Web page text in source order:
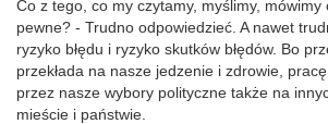
Co z tego, co my czytamy, myślimy, mówimy
pewne? - Trudno odpowiedzieć. A nawet
ryzyko błędu i ryzyko skutków błędów. Bo
przekłada na nasze jedzenie i zdrowie,
przez nasze wybory polityczne także na
mieście i państwie.